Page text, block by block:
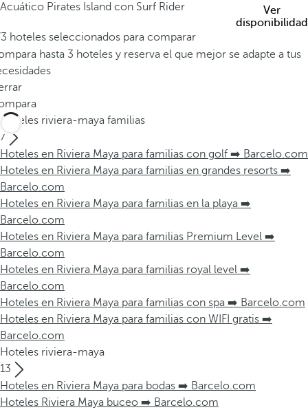
Acuático Pirates Island con Surf Rider
Ver
disponibilidad
hoteles seleccionados para comparar
hasta 3 hoteles y reserva el que mejor se adapte a tus
Hoteles riviera-maya familias
7
Hoteles en Riviera Maya para familias con golf ➡️ Barcelo.com
Hoteles en Riviera Maya para familias en grandes resorts ➡️
Barcelo.com
Hoteles en Riviera Maya para familias en la playa ➡️
Barcelo.com
Hoteles en Riviera Maya para familias Premium Level ➡️
Barcelo.com
Hoteles en Riviera Maya para familias royal level ➡️
Barcelo.com
Hoteles en Riviera Maya para familias con spa ➡️ Barcelo.com
Hoteles en Riviera Maya para familias con WIFI gratis ➡️
Barcelo.com
Hoteles riviera-maya
13
Hoteles en Riviera Maya para bodas ➡️ Barcelo.com
Hoteles Riviera Maya buceo ➡️ Barcelo.com